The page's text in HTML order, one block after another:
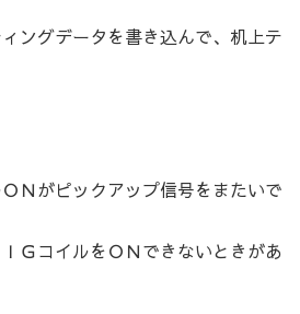
ングデータを書き込んで、机上テ
Ｎがピックアップ信号をまたいで
ＧコイルをＯＮできないときがあ